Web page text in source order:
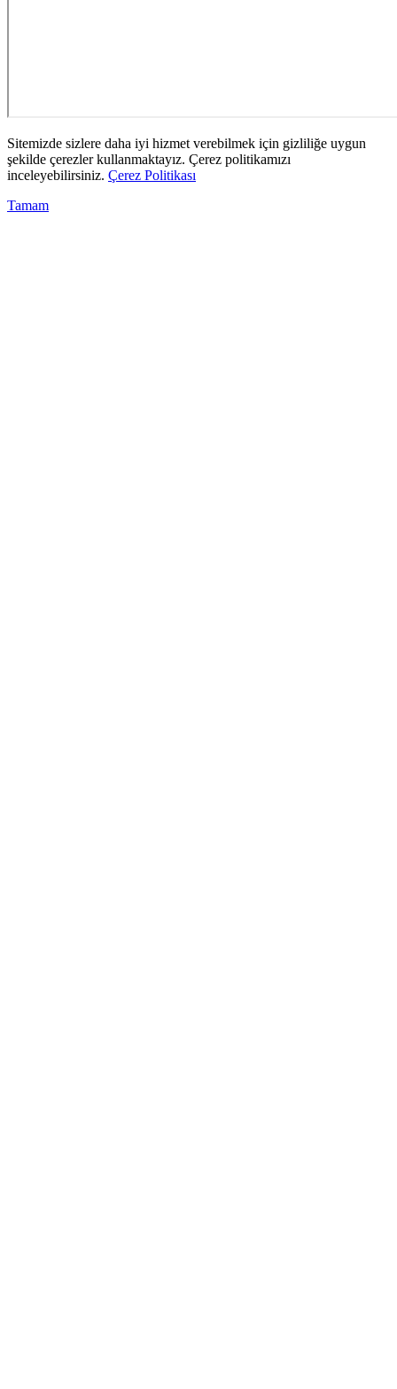
Sitemizde sizlere daha iyi hizmet verebilmek için gizliliğe uygun
şekilde çerezler kullanmaktayız. Çerez politikamızı
inceleyebilirsiniz. Çerez Politikası
Tamam